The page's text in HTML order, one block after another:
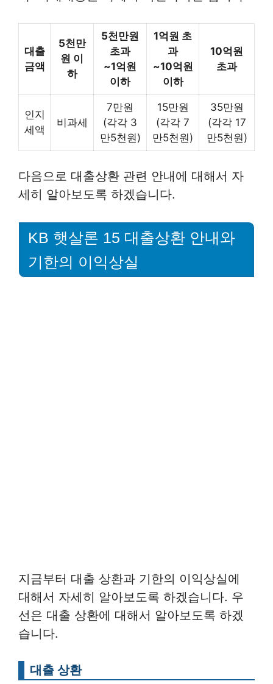
대출
금액
5천만
원 이
하
5천만원
초과
~1억원
이하
1억원 초
과
~10억원
이하
10억원
초과
인지
세액
비과세
7만원
(각각 3
만5천원)
15만원
(각각 7
만5천원)
35만원
(각각 17
만5천원)
다음으로 대출상환 관련 안내에 대해서 자
세히 알아보도록 하겠습니다.
KB 햇살론 15 대출상환 안내와
기한의 이익상실
지금부터 대출 상환과 기한의 이익상실에
대해서 자세히 알아보도록 하겠습니다. 우
선은 대출 상환에 대해서 알아보도록 하겠
습니다.
대출 상환